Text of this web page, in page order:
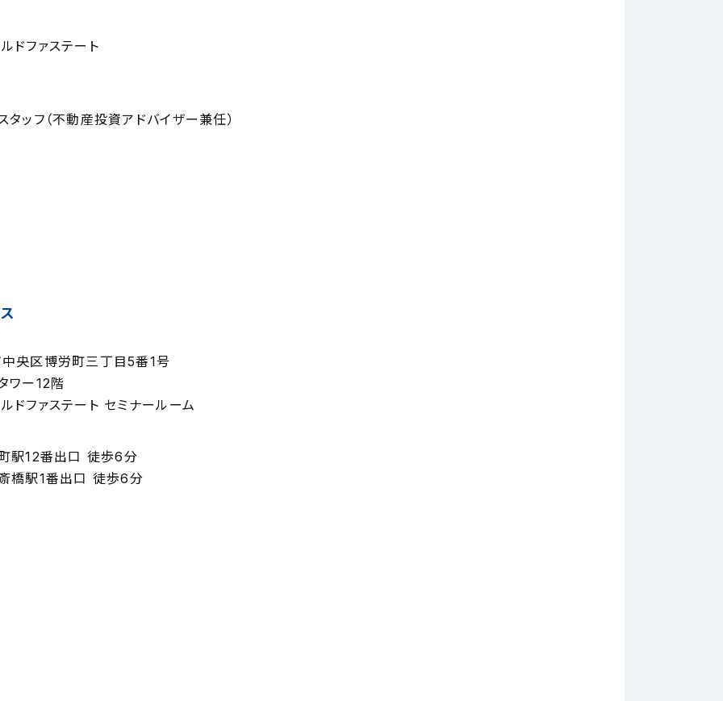
ドファステート
タッフ（不動産投資アドバイザー兼任）
央区博労町三丁目5番1号
ワー12階
ドファステート セミナールーム
駅12番出口 徒歩6分
橋駅1番出口 徒歩6分